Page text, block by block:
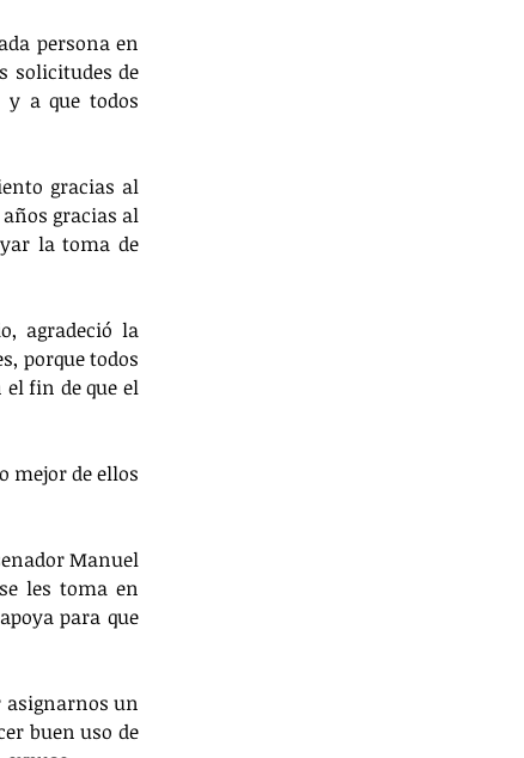
persona en
solicitudes de
y a que todos
gracias al
gracias al
la toma de
agradeció la
porque todos
fin de que el
mejor de ellos
Manuel
les toma en
para que
asignarnos un
buen uso de